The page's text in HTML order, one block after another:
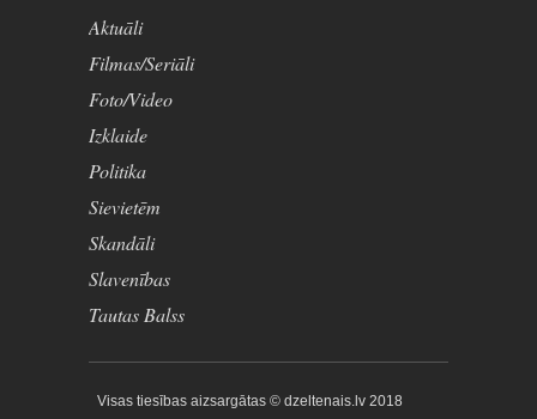
Aktuāli
Filmas/Seriāli
Foto/Video
Izklaide
Politika
Sievietēm
Skandāli
Slavenības
Tautas Balss
Visas tiesības aizsargātas © dzeltenais.lv 2018